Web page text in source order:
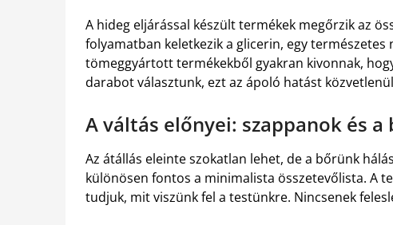
A hideg eljárással készült termékek megőrzik az
folyamatban keletkezik a glicerin, egy természetes
tömeggyártott termékekből gyakran kivonnak,
darabot választunk, ezt az ápoló hatást
A váltás előnyei: szappanok és a
Az átállás eleinte szokatlan lehet, de a bőrünk
különösen fontos a minimalista összetevőlista. A
tudjuk, mit viszünk fel a testünkre. Nincsenek